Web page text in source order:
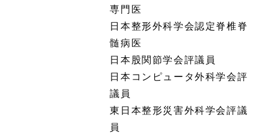
専門医
日本整形外科学会認定脊椎脊
髄病医
日本股関節学会評議員
日本コンピュータ外科学会評
議員
東日本整形災害外科学会評議
員